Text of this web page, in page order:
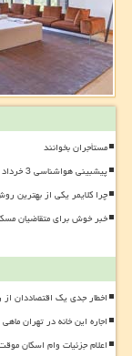
مستأجران بخوانند
پیشبینی هواشناسی 3 خرداد رگبار و باد شدید تا روز سه شنبه ادامه دارد
چرا کلایمر یکی از بهترین
خبر خوش برای متقاضیان
اخطار جدی یک اقتصاددان
اجاره این خانه در تهران ماهی ۱۲۰ میلیون تومان است
اعلام جزئیات وام اسکان